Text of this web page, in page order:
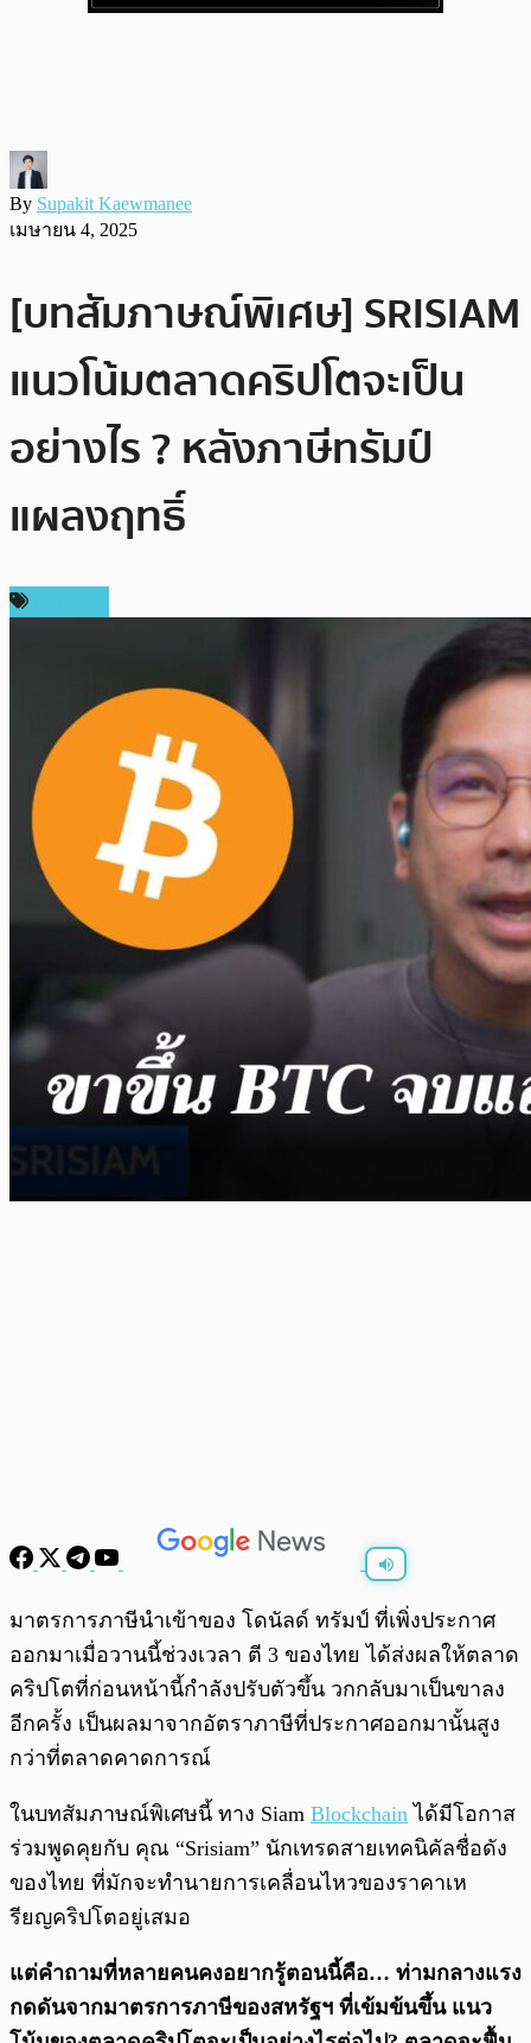
By Supakit Kaewmanee
เมษายน 4, 2025
[บทสัมภาษณ์พิเศษ] SRISIAM
แนวโน้มตลาดคริปโตจะเป็น
อย่างไร ? หลังภาษีทรัมป์
แผลงฤทธิ์
0:00
มาตรการภาษีนำเข้าของ โดนัลด์ ทรัมป์ ที่เพิ่งประกาศ
ออกมาเมื่อวานนี้ช่วงเวลา ตี 3 ของไทย ได้ส่งผลให้ตลาด
คริปโตที่ก่อนหน้านี้กำลังปรับตัวขึ้น วกกลับมาเป็นขาลง
อีกครั้ง เป็นผลมาจากอัตราภาษีที่ประกาศออกมานั้นสูง
กว่าที่ตลาดคาดการณ์
ในบทสัมภาษณ์พิเศษนี้ ทาง Siam Blockchain ได้มีโอกาส
ร่วมพูดคุยกับ คุณ “Srisiam” นักเทรดสายเทคนิคัลชื่อดัง
ของไทย ที่มักจะทำนายการเคลื่อนไหวของราคาเห
รียญคริปโตอยู่เสมอ
แต่คำถามที่หลายคนคงอยากรู้ตอนนี้คือ… ท่ามกลางแรง
กดดันจากมาตรการภาษีของสหรัฐฯ ที่เข้มข้นขึ้น แนว